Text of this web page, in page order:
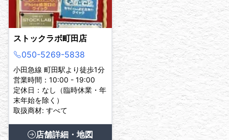
ストックラボ町田店
050-5269-5838
小田急線 町田駅より徒歩1分
営業時間：10:00 - 19:00
定休日：なし（臨時休業・年
末年始を除く）
取扱商材: すべて
店舗詳細・地図